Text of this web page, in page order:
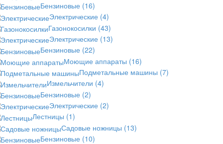
Бензиновые (16)
Электрические (4)
Газонокосилки (43)
Электрические (13)
Бензиновые (22)
Моющие аппараты (16)
Подметальные машины (7)
Измельчители (4)
Бензиновые (2)
Электрические (2)
Лестницы (1)
Садовые ножницы (13)
Бензиновые (10)